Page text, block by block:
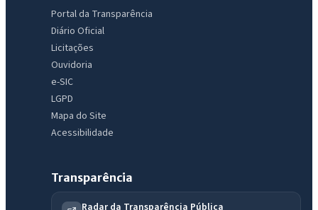
Portal da Transparência
Diário Oficial
Licitações
Ouvidoria
e-SIC
LGPD
Mapa do Site
Acessibilidade
Transparência
Radar da Transparência Pública